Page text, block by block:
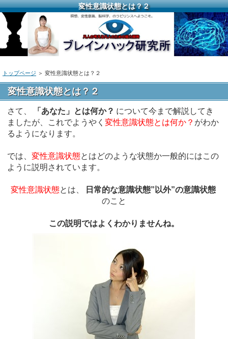
変性意識状態とは？２
トップページ ＞ 変性意識状態とは？２
変性意識状態とは？２
さて、 「あなた」とは何か？ について今まで解説してき
ましたが、これでようやく 変性意識状態とは何か？ がわか
るようになります。
では、 変性意識状態とはどのような状態か一般的にはこの
ように説明されています。
変性意識状態とは、
日常的な意識状態”以外”の意識状態
のこと
この説明ではよくわかりませんね。